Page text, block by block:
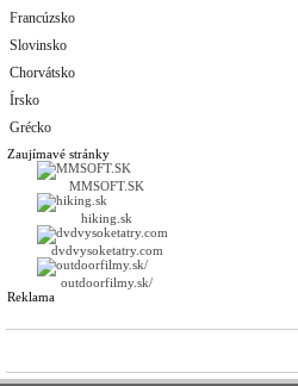
Francúzsko
Slovinsko
Chorvátsko
Írsko
Grécko
Zaujímavé stránky
MMSOFT.SK
hiking.sk
dvdvysoketatry.com
outdoorfilmy.sk/
Reklama